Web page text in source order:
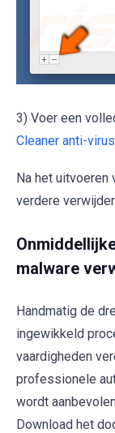
3) Voer een
Cleaner anti-
Na het uitvoeren
verdere
malware
Handmatig de
ingewikkeld
vaardigheden
professionele
wordt
Download het